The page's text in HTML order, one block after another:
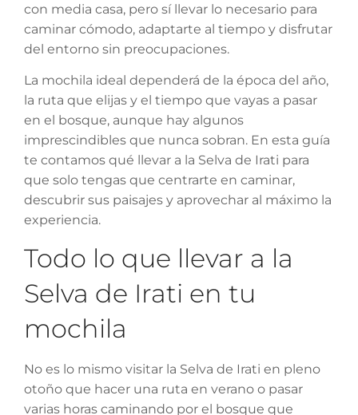
con media casa, pero sí llevar lo necesario para
caminar cómodo, adaptarte al tiempo y disfrutar
del entorno sin preocupaciones.
La mochila ideal dependerá de la época del año,
la ruta que elijas y el tiempo que vayas a pasar
en el bosque, aunque hay algunos
imprescindibles que nunca sobran. En esta guía
te contamos qué llevar a la Selva de Irati para
que solo tengas que centrarte en caminar,
descubrir sus paisajes y aprovechar al máximo la
experiencia.
Todo lo que llevar a la
Selva de Irati en tu
mochila
No es lo mismo visitar la Selva de Irati en pleno
otoño que hacer una ruta en verano o pasar
varias horas caminando por el bosque que